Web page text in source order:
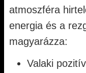
atmoszféra
energia és a
magyarázza:
Valaki